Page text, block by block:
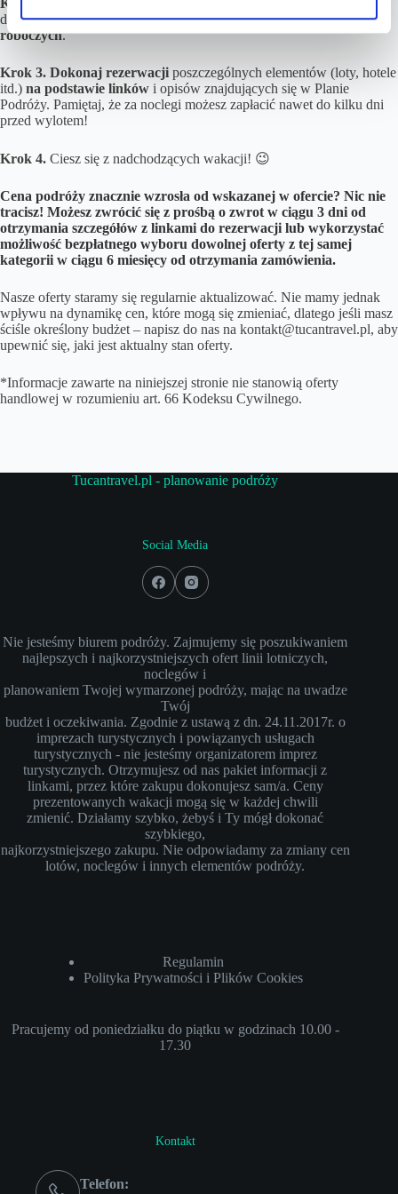
Krok 2.
Poczekaj na gotowy Plan Podróży ze szczegółami i linkami
do rezerwacji. Zwykle czas realizacji wynosido 12 godzin
roboczych.
Krok 3. Dokonaj rezerwacji poszczególnych elementów (loty, hotele
itd.) na podstawie linków i opisów znajdujących się w Planie
Podróży. Pamiętaj, że za noclegi możesz zapłacić nawet do kilku dni
przed wylotem!
Krok 4. Ciesz się z nadchodzących wakacji! 😉
Cena podróży znacznie wzrosła od wskazanej w ofercie? Nic nie
tracisz! Możesz zwrócić się z prośbą o zwrot w ciągu 3 dni od
otrzymania szczegółów z linkami do rezerwacji lub wykorzystać
możliwość bezpłatnego wyboru dowolnej oferty z tej samej
kategorii w ciągu 6 miesięcy od otrzymania zamówienia.
Nasze oferty staramy się regularnie aktualizować. Nie mamy jednak
wpływu na dynamikę cen, które mogą się zmieniać, dlatego jeśli masz
ściśle określony budżet – napisz do nas na kontakt@tucantravel.pl, aby
upewnić się, jaki jest aktualny stan oferty.
*Informacje zawarte na niniejszej stronie nie stanowią oferty
handlowej w rozumieniu art. 66 Kodeksu Cywilnego.
Tucantravel.pl - planowanie podróży
Social Media
Nie jesteśmy biurem podróży. Zajmujemy się poszukiwaniem
najlepszych i najkorzystniejszych ofert linii lotniczych,
noclegów i
planowaniem Twojej wymarzonej podróży, mając na uwadze
Twój
budżet i oczekiwania. Zgodnie z ustawą z dn. 24.11.2017r. o
imprezach turystycznych i powiązanych usługach
turystycznych - nie jesteśmy organizatorem imprez
turystycznych. Otrzymujesz od nas pakiet informacji z
linkami, przez które zakupu dokonujesz sam/a. Ceny
prezentowanych wakacji mogą się w każdej chwili
zmienić. Działamy szybko, żebyś i Ty mógł dokonać
szybkiego,
najkorzystniejszego zakupu. Nie odpowiadamy za zmiany cen
lotów, noclegów i innych elementów podróży.
Regulamin
Polityka Prywatności i Plików Cookies
Pracujemy od poniedziałku do piątku w godzinach 10.00 -
17.30
Kontakt
Telefon: